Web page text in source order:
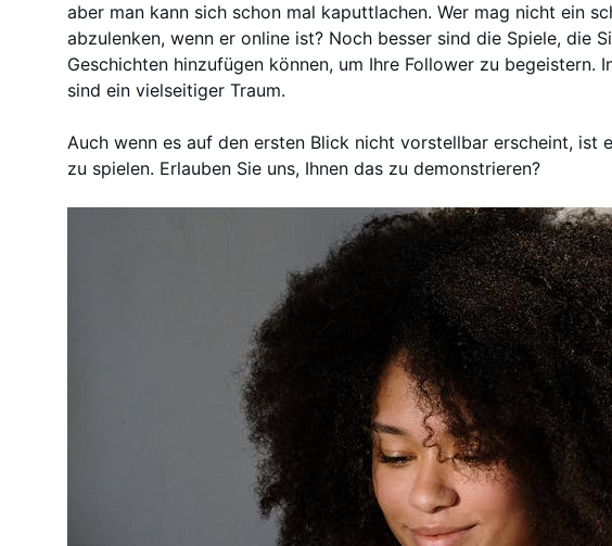
aber man kann sich schon mal kaputtlachen. Wer mag nicht ein
abzulenken, wenn er online ist? Noch besser sind die Spiele, die
Geschichten hinzufügen können, um Ihre Follower zu begeistern.
sind ein vielseitiger Traum.
Auch wenn es auf den ersten Blick nicht vorstellbar erscheint, ist
zu spielen. Erlauben Sie uns, Ihnen das zu demonstrieren?